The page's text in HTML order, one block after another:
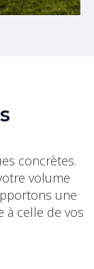
concrètes.
volume
une
à celle de vos